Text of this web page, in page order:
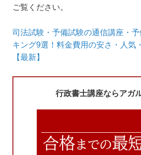
ご覧ください。
司法試験・予備試験の通信講座・
キング9選！料金費用の安さ・人気
【最新】
行政書士講座ならアガ